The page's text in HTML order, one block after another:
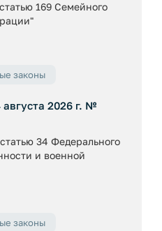
169 Семейного
законы
2026 г. №
34 Федерального
и военной
законы